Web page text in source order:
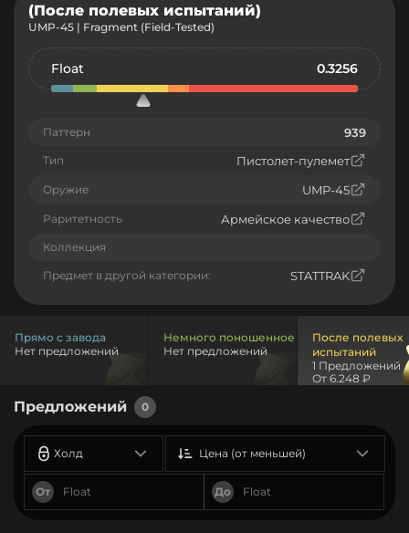
(После полевых испытаний)
UMP-45 | Fragment (Field-Tested)
Float 0.3256
Паттерн 939
Тип Пистолет-пулемет
Оружие UMP-45
Раритетность Армейское качество
Коллекция
Предмет в другой категории: STATTRAK
Прямо с завода
Нет предложений
Немного поношенное
Нет предложений
После полевых
испытаний
1 Предложений
От 6.248 ₽
Предложений 0
Холд
От До
Цена (от меньшей)